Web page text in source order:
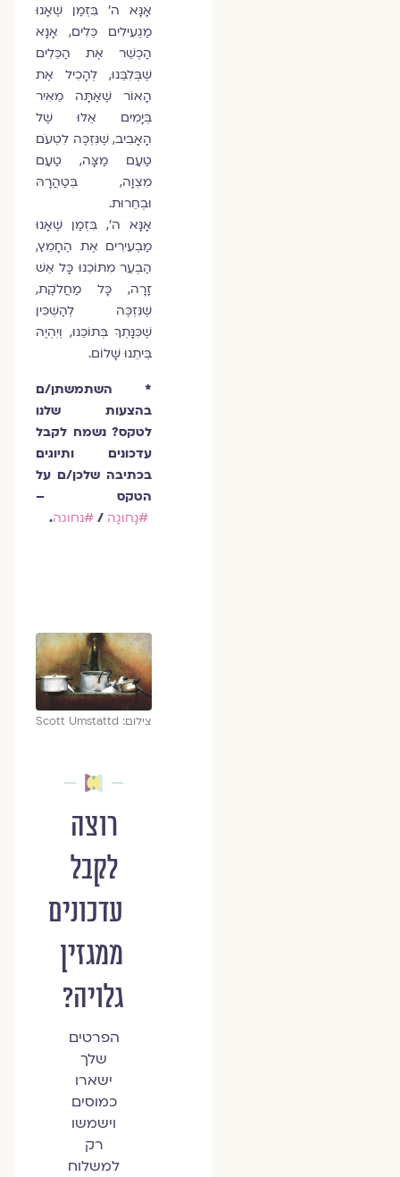
אָנָּא ה' בִּזְמַן שֶׁאָנוּ
מַגְעִילִים כֵּלִים, אָנָּא
הַכְשֵׁר אֶת הַכֵּלִים
שֶׁבְּלִבֵּנוּ, לְהָכִיל אֶת
הָאוֹר שֶׁאַתָּה מֵאִיר
בְּיָמִים אֵלּוּ שֶׁל
הָאָבִיב, שֶׁנִּזְכֶּה לִטְעֹם
טַעַם מַצָּה, טַעַם
מִצְוָה, בְּטַהֲרָהּ
וּבְחֵרוּת.
אָנָּא ה', בִּזְמַן שֶׁאָנוּ
מַבְעִירִים אֶת הֶחָמֵץ,
הַבְעֵר מִתּוֹכֵנוּ כָּל אֵשׁ
זָרָה, כָּל מַחֲלֹקֶת,
שֶׁנִּזְכֶּה לְהַשְׁכִּין
שֶׁכִּנָּתְךָ בְּתוֹכֵנוּ, וְיִהְיֶה
בֵּיתֵנוּ שָׁלוֹם.
* השתמשתן/ם
בהצעות שלנו
לטקס? נשמח לקבל
עדכונים ותיוגים
בכתיבה שלכן/ם על
הטקס –
#נָחוּגָה/#נחוגה.
צילום: Scott Umstattd
רוצה
לקבל
עדכונים
ממגזין
גלויה?
הפרטים
שלך
ישארו
כמוסים
וישמשו
רק
למשלוח